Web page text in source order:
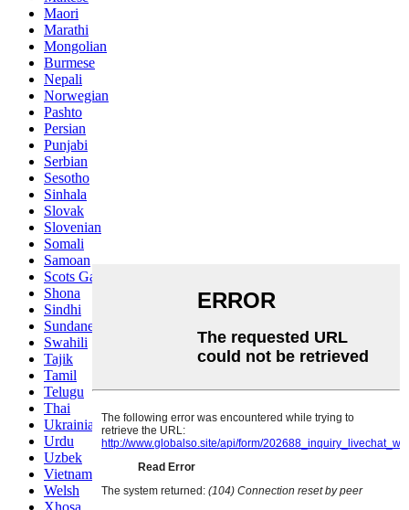
Maori
Marathi
Mongolian
Burmese
Nepali
Norwegian
Pashto
Persian
Punjabi
Serbian
Sesotho
Sinhala
Slovak
Slovenian
Somali
Samoan
Scots Gaelic
Shona
Sindhi
Sundanese
Swahili
Tajik
Tamil
Telugu
Thai
Ukrainian
Urdu
Uzbek
Vietnamese
Welsh
Xhosa